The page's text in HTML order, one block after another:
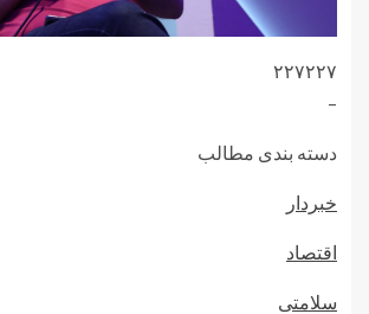
۲۲۷۲۲۷
–
دسته بندی مطالب
خبردار
اقتصاد
سلامتی